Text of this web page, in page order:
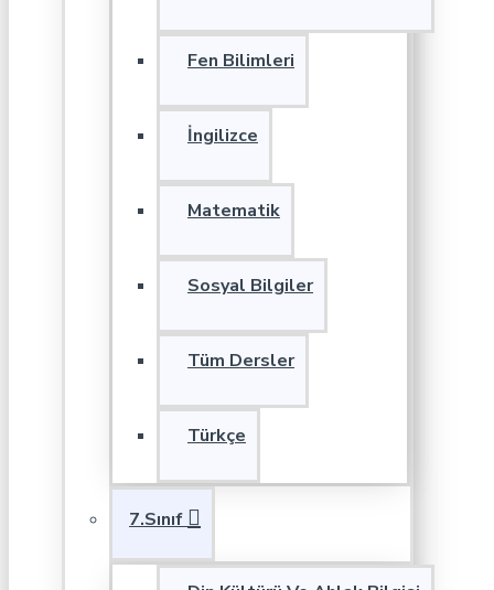
Fen Bilimleri
İngilizce
Matematik
Sosyal Bilgiler
Tüm Dersler
Türkçe
7.Sınıf